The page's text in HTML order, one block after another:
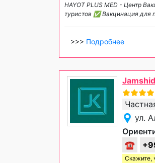
HAYOT PLUS MED - Центр
туристов ✅ Вакцинация для
>>> Подробнее
ул.
☎
Скажите,